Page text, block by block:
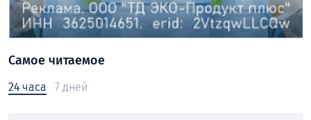
Самое читаемое
24 часа 7 дней